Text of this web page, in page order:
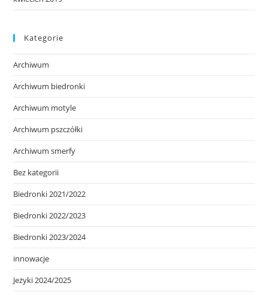
Kategorie
Archiwum
Archiwum biedronki
Archiwum motyle
Archiwum pszczółki
Archiwum smerfy
Bez kategorii
Biedronki 2021/2022
Biedronki 2022/2023
Biedronki 2023/2024
innowacje
Jeżyki 2024/2025